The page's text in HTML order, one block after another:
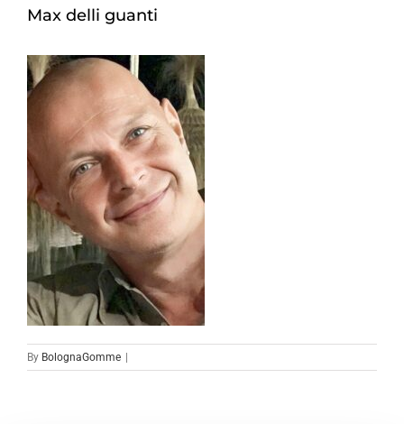
Max delli guanti
By BolognaGomme